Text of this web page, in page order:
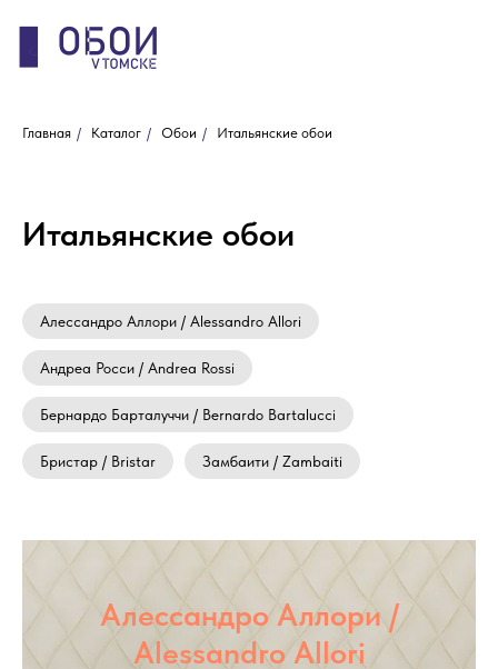
Главная / Каталог / Обои / Итальянские обои
Итальянские обои
Алессандро Аллори / Alessandro Allori
Андреа Росси / Andrea Rossi
Бернардо Барталуччи / Bernardo Bartalucci
Бристар / Bristar Замбаити / Zambaiti
Алессандро Аллори /
Alessandro Allori